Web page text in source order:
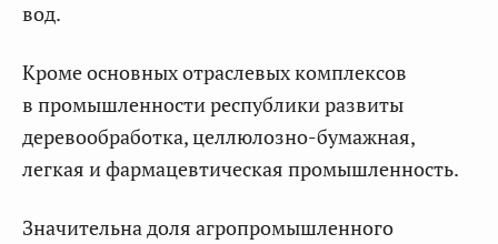
вод.
Кроме основных отраслевых комплексов
в промышленности республики развиты
деревообработка, целлюлозно-бумажная,
легкая и фармацевтическая промышленность.
Значительна доля агропромышленного